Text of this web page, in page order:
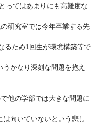
ってはあまりにも高難度な
研究室では今年卒業する先
るため1回生が環境構築等で
かなり深刻な問題を抱え
他の学部では大きな問題に
向いていないという悲し